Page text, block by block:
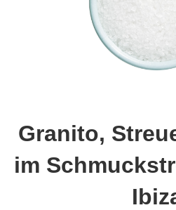
Granito,
im